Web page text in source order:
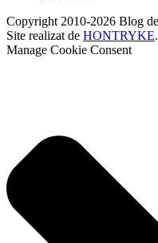
Copyright 2010-2026 Blog
Site realizat de HONTRYKE.
Manage Cookie Consent